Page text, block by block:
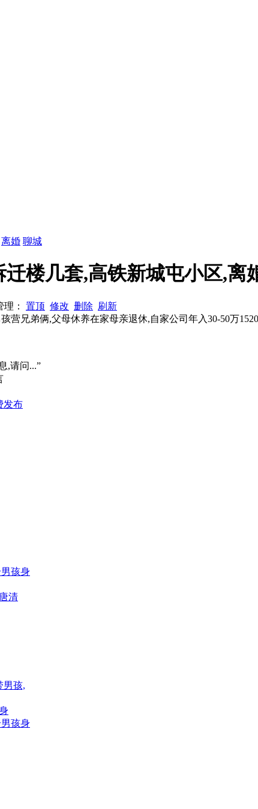
离婚 聊城
楼几套,高铁新城屯小区,离
： 置顶 修改 删除 刷新
兄弟俩,父母休养在家母亲退休,自家公司年入30-50万
,请问...”
发布
孩身
清
男孩,
孩身